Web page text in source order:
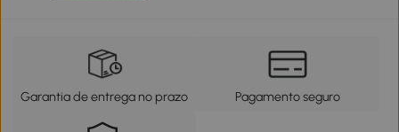
Garantia de entrega no prazo Pagamento seguro